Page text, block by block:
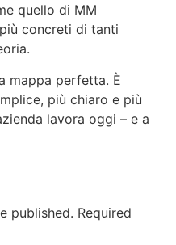
quello di MM
concreti di tanti
mappa perfetta. È
più chiaro e più
lavora oggi – e a
published. Required